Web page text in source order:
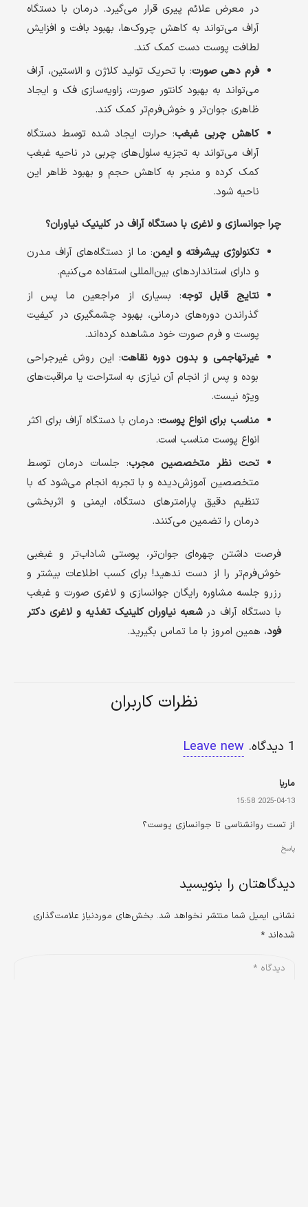
در معرض علائم پیری قرار می‌گیرد. درمان با دستگاه
آراف می‌تواند به کاهش چروک‌ها، بهبود بافت و افزایش
لطافت پوست دست کمک کند.
فرم دهی صورت: با تحریک تولید کلاژن و الاستین، آراف
می‌تواند به بهبود کانتور صورت، زاویه‌سازی فک و ایجاد
ظاهری جوان‌تر و خوش‌فرم‌تر کمک کند.
کاهش چربی غبغب: حرارت ایجاد شده توسط دستگاه
آراف می‌تواند به تجزیه سلول‌های چربی در ناحیه غبغب
کمک کرده و منجر به کاهش حجم و بهبود ظاهر این
ناحیه شود.
چرا جوانسازی و لاغری با دستگاه آراف در کلینیک نیاوران؟
تکنولوژی پیشرفته و ایمن: ما از دستگاه‌های آراف مدرن
و دارای استانداردهای بین‌المللی استفاده می‌کنیم.
نتایج قابل توجه: بسیاری از مراجعین ما پس از
گذراندن دوره‌های درمانی، بهبود چشمگیری در کیفیت
پوست و فرم صورت خود مشاهده کرده‌اند.
غیرتهاجمی و بدون دوره نقاهت: این روش غیرجراحی
بوده و پس از انجام آن نیازی به استراحت یا مراقبت‌های
ویژه نیست.
مناسب برای انواع پوست: درمان با دستگاه آراف برای اکثر
انواع پوست مناسب است.
تحت نظر متخصصین مجرب: جلسات درمان توسط
متخصصین آموزش‌دیده و با تجربه انجام می‌شود که با
تنظیم دقیق پارامترهای دستگاه، ایمنی و اثربخشی
درمان را تضمین می‌کنند.
فرصت داشتن چهره‌ای جوان‌تر، پوستی شاداب‌تر و غبغبی
خوش‌فرم‌تر را از دست ندهید! برای کسب اطلاعات بیشتر و
رزرو جلسه مشاوره رایگان جوانسازی و لاغری صورت و غبغب
با دستگاه آراف درشعبه نیاوران کلینیک تغذیه و لاغری دکتر
فود، همین امروز با ما تماس بگیرید.
نظرات کاربران
1 دیدگاه.
Leave new
ماریا
2025-04-13 15:58
از تست روانشناسی تا جوانسازی پوست؟
پاسخ
دیدگاهتان را بنویسید
نشانی ایمیل شما منتشر نخواهد شد. بخش‌های موردنیاز علامت‌گذاری
شده‌اند*